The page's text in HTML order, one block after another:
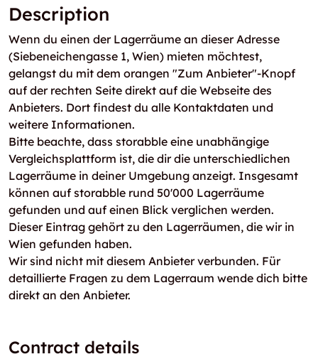
Description
Wenn du einen der Lagerräume an dieser Adresse
(Siebeneichengasse 1, Wien) mieten möchtest,
gelangst du mit dem orangen "Zum Anbieter"-Knopf
auf der rechten Seite direkt auf die Webseite des
Anbieters. Dort findest du alle Kontaktdaten und
weitere Informationen.
Bitte beachte, dass storabble eine unabhängige
Vergleichsplattform ist, die dir die unterschiedlichen
Lagerräume in deiner Umgebung anzeigt. Insgesamt
können auf storabble rund 50'000 Lagerräume
gefunden und auf einen Blick verglichen werden.
Dieser Eintrag gehört zu den Lagerräumen, die wir in
Wien gefunden haben.
Wir sind nicht mit diesem Anbieter verbunden. Für
detaillierte Fragen zu dem Lagerraum wende dich bitte
direkt an den Anbieter.
Contract details